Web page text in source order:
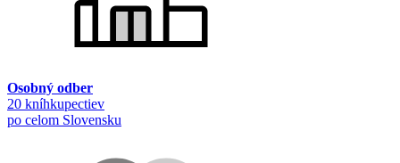
Osobný odber
20 kníhkupectiev
po celom Slovensku